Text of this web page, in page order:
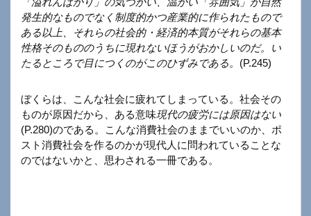
発生的なものでなく制度的かつ産業的に作られたもので
ある以上、それらの社会的・経済的本質がそれらの基本
性格そのもののうちに現れないほうがおかしいのだ。い
たるところで目につくのがこのひずみである。 (P.245)
ぼくらは、こんな社会に疲れてしまっている。社会その
ものが原因だから、ある意味現代の疲労には原因はない
(P.280)のである。こんな消費社会のままでいいのか、ポ
スト消費社会を作るのかが現代人に問われていることな
のではないかと、思わされる一冊である。